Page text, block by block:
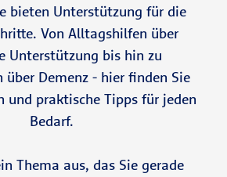
bieten Unterstützung für die
Von Alltagshilfen über
Unterstützung bis hin zu
Demenz - hier finden Sie
und praktische Tipps für jeden
Bedarf.
Thema aus, das Sie gerade